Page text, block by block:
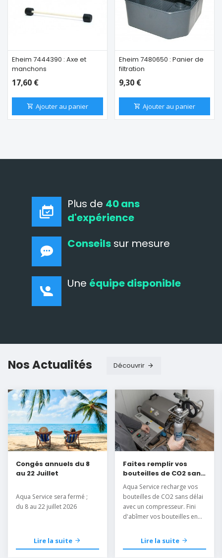
Eheim 7444390 : Axe et
manchons
17,60 €
Ajouter au panier
Eheim 7480650 : Panier de
filtration
9,30 €
Ajouter au panier
Plus de 40 ans
d'expérience
Conseils sur mesure
Une équipe disponible
Nos Actualités Découvrir
Congés annuels du 8
au 22 Juillet
Aqua Service sera fermé ;
du 8 au 22 juillet 2026
Lire la suite
Faites remplir vos
bouteilles de CO2 sans
délai
Aqua Service recharge vos
bouteilles de CO2 sans délai
avec un compresseur. Fini
d'abîmer vos bouteilles en
Lire la suite